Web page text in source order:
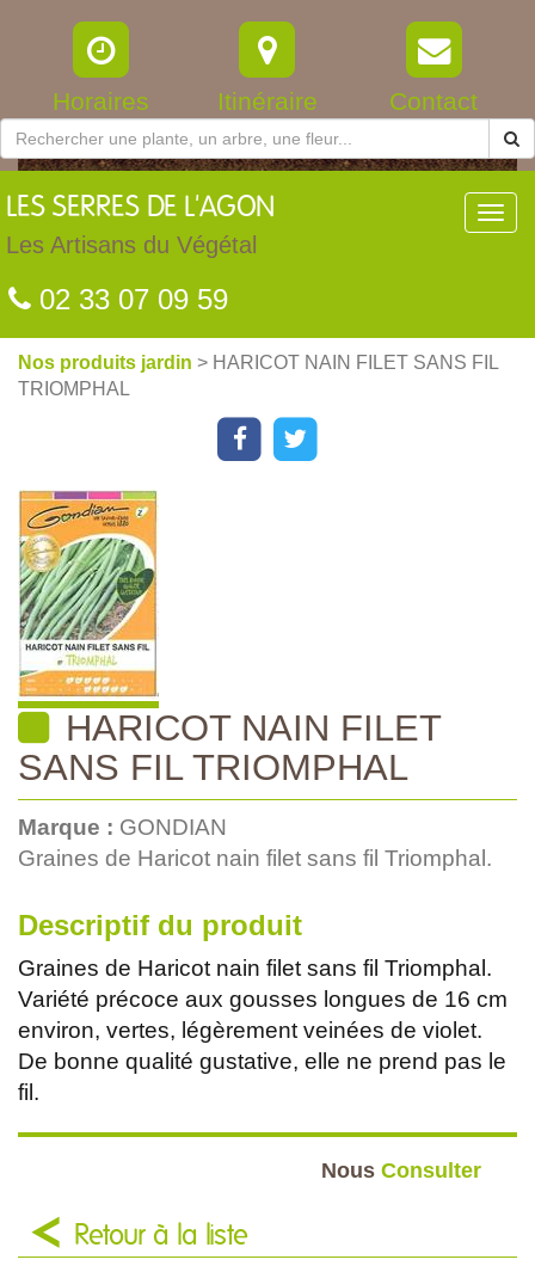
Horaires Itinéraire Contact
LES SERRES DE L'AGON
Les Artisans du Végétal
02 33 07 09 59
Nos produits jardin > HARICOT NAIN FILET SANS FIL
TRIOMPHAL
HARICOT NAIN FILET
SANS FIL TRIOMPHAL
Marque : GONDIAN
Graines de Haricot nain filet sans fil Triomphal.
Descriptif du produit
Graines de Haricot nain filet sans fil Triomphal.
Variété précoce aux gousses longues de 16 cm
environ, vertes, légèrement veinées de violet.
De bonne qualité gustative, elle ne prend pas le
fil.
Nous Consulter
Retour à la liste